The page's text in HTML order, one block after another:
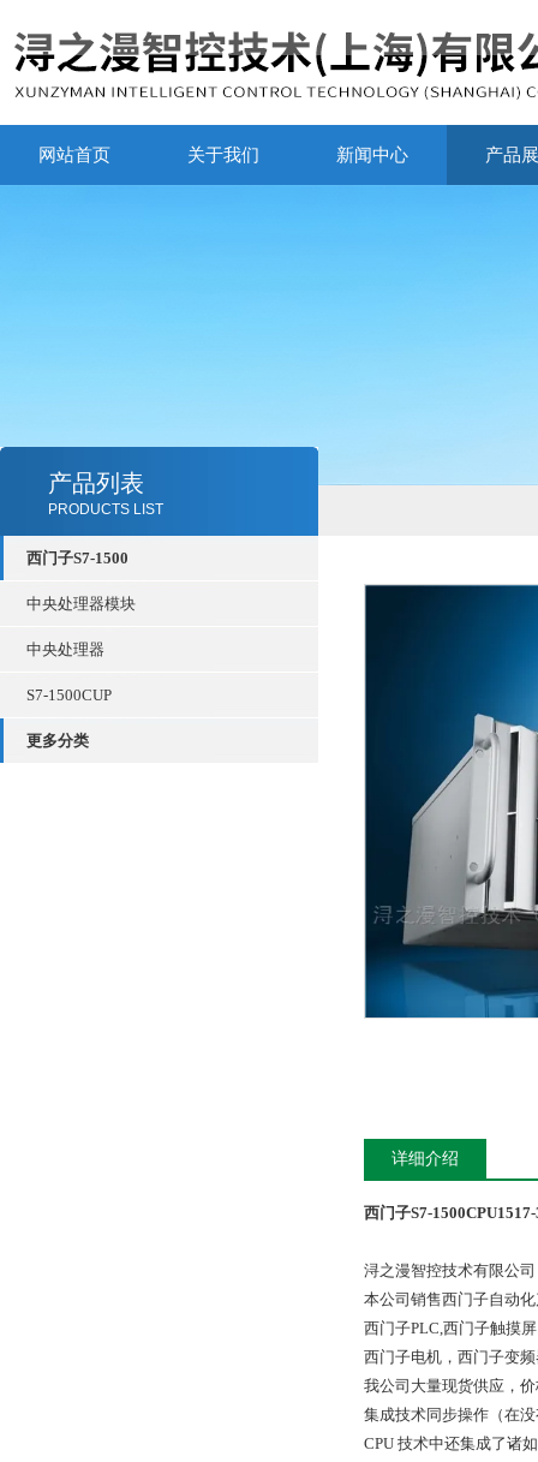
网站首页 关于我们 新闻中心 产品
产品列表
PRODUCTS LIST
西门子S7-1500
中央处理器模块
中央处理器
S7-1500CUP
更多分类
详细介绍
西门子S7-
浔之漫智控技术有限公
本公司销售西门子自动
西门子PLC,西门子触摸
西门子电机，西门子变
我公司大量现货供应，
集成技术同步操作（在
CPU 技术中还集成了诸